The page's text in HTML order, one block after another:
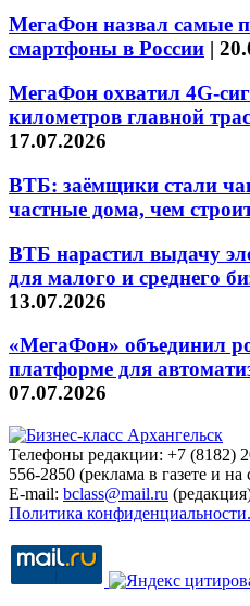
МегаФон назвал самые
смартфоны в России |
МегаФон охватил 4G-
километров главной
17.07.2026
ВТБ: заёмщики стали
частные дома, чем
ВТБ нарастил выдачу
для малого и среднего
13.07.2026
«МегаФон» объединил
платформе для
07.07.2026
Телефоны редакции: +7 (8182)
556-2850 (реклама в газете и на
E-mail: bclass@mail.ru
Политика конфиденциальности.